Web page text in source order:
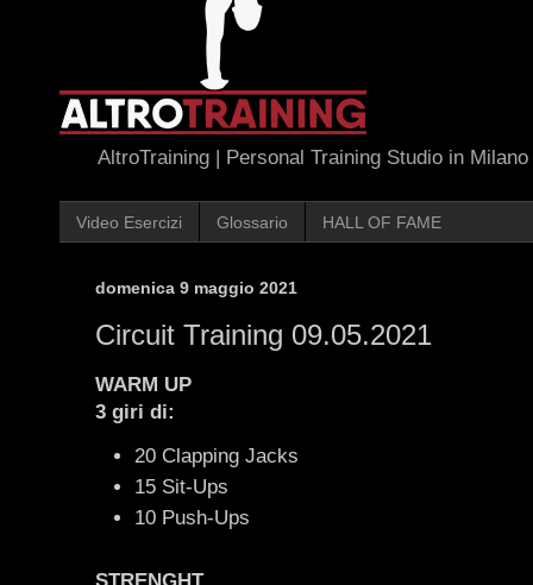
AltroTraining | Personal Training Studio in Milano
Video Esercizi Glossario HALL OF FAME
domenica 9 maggio 2021
Circuit Training 09.05.2021
WARM UP
3 giri di:
20 Clapping Jacks
15 Sit-Ups
10 Push-Ups